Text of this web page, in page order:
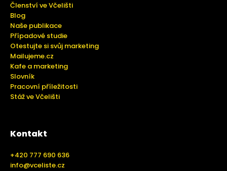
Členství ve Včelišti
Blog
Naše publikace
Případové studie
Otestujte si svůj marketing
Mailujeme.cz
Kafe a marketing
Slovník
Pracovní příležitosti
Stáž ve Včelišti
Kontakt
+420 777 690 636
info@vceliste.cz